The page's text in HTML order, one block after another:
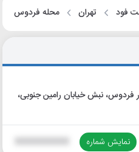
فود تهران محله فردوس
بلوار فردوس، نبش خیابان رامین جنوبی،
نمایش شماره